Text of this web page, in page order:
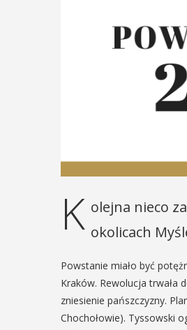
K olejna nieco
okolicach
Powstanie miało być
Kraków. Rewolucja trwała
zniesienie pańszczyzny.
Chochołowie). Tyssowski